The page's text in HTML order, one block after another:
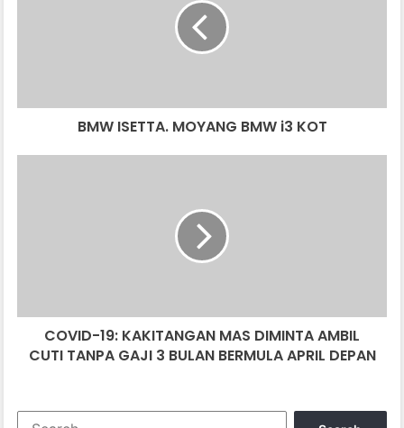
BMW ISETTA. MOYANG BMW i3 KOT
GAJI
BULAN
DEPAN
COVID-19: KAKITANGAN MAS DIMINTA AMBIL
CUTI TANPA GAJI 3 BULAN BERMULA APRIL DEPAN